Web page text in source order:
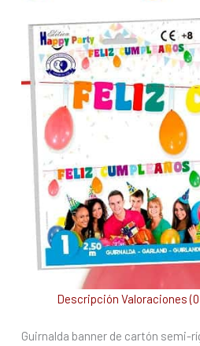
Descripción Valoraciones
Guirnalda banner de cartón semi-